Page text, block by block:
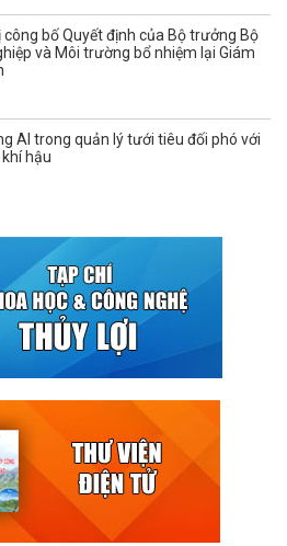
công bố Quyết định của Bộ trưởng Bộ
và Môi trường bổ nhiệm lại Giám
AI trong quản lý tưới tiêu đối phó với
hậu